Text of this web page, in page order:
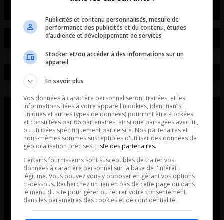
Publicités et contenu personnalisés, mesure de
performance des publicités et du contenu, études
d’audience et développement de services
Stocker et/ou accéder à des informations sur un
appareil
En savoir plus
Vos données à caractère personnel seront traitées, et les
informations liées à votre appareil (cookies, identifiants
uniques et autres types de données) pourront être stockées
et consultées par 66 partenaires, ainsi que partagées avec lui,
ou utilisées spécifiquement par ce site. Nos partenaires et
nous-mêmes sommes susceptibles d'utiliser des données de
géolocalisation précises. Liste des partenaires.
Certains fournisseurs sont susceptibles de traiter vos
données à caractère personnel sur la base de l'intérêt
légitime. Vous pouvez vous y opposer en gérant vos options
ci-dessous. Recherchez un lien en bas de cette page ou dans
le menu du site pour gérer ou retirer votre consentement
dans les paramètres des cookies et de confidentialité.